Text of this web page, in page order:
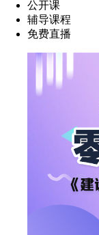
公开课
辅导课程
免费直播